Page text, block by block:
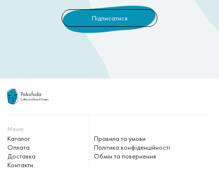
Pakufuda
Coffee and Board Games
Меню
Каталог
Оплата
Доставка
Контакти
Правила та умови
Політика конфіденційності
Обмін та повернення